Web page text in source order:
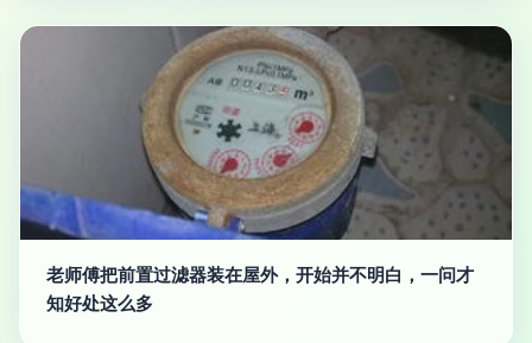
老师傅把前置过滤器装在屋外，开始并不明白，一问才
知好处这么多